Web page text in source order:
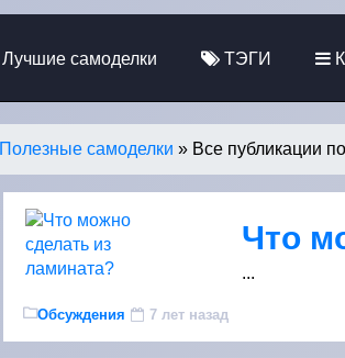
Лучшие самоделки ТЭГИ
Полезные самоделки » Все публикации
Что
...
Обсуждения 7 лет назад